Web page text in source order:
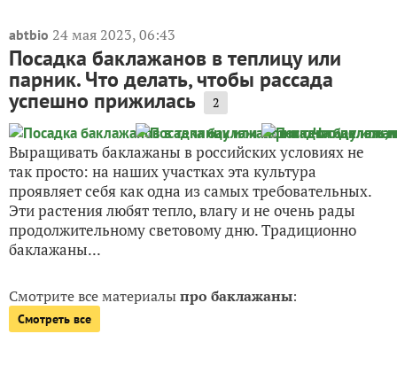
abtbio 24 мая 2023, 06:43
Посадка баклажанов в теплицу или
парник. Что делать, чтобы рассада
успешно прижилась 2
Выращивать баклажаны в российских условиях не
так просто: на наших участках эта культура
проявляет себя как одна из самых требовательных.
Эти растения любят тепло, влагу и не очень рады
продолжительному световому дню. Традиционно
баклажаны...
Смотрите все материалыпро баклажаны:
Смотреть все